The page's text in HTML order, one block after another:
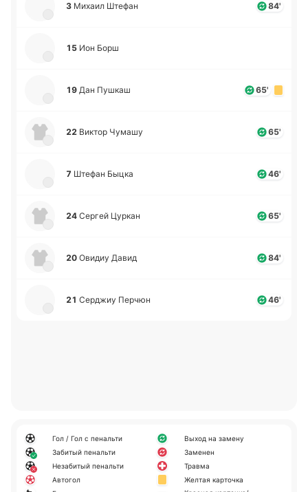
3 Михаил Штефан 84'
15 Ион Борш
19 Дан Пушкаш 65'
22 Виктор Чумашу 65'
7 Штефан Быцка 46'
24 Сергей Цуркан 65'
20 Овидиу Давид 84'
21 Се­рджиу Перчюн 46'
Гол / Гол с пенальти
Забитый пенальти
Незабитый пенальти
Автогол
Выход на замену
Заменен
Травма
Желтая карточка